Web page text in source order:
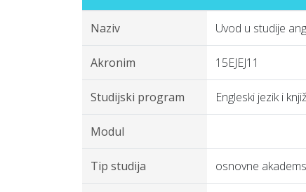
Naziv Uvod u studije
Akronim 15EJEJ11
Studijski program Engleski jezik i
Modul
Tip studija osnovne